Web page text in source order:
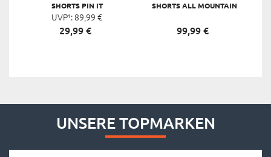
SHORTS PIN IT
UVP¹: 89,99 €
29,99€
SHORTS ALL MOUNTAIN
99,99€
UNSERE TOPMARKEN